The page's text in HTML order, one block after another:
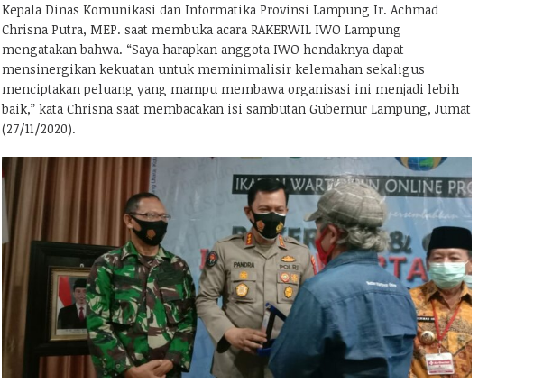
Kepala Dinas Komunikasi dan Informatika Provinsi Lampung Ir. Achmad
Chrisna Putra, MEP. saat membuka acara RAKERWIL IWO Lampung
mengatakan bahwa. “Saya harapkan anggota IWO hendaknya dapat
mensinergikan kekuatan untuk meminimalisir kelemahan sekaligus
menciptakan peluang yang mampu membawa organisasi ini menjadi lebih
baik,” kata Chrisna saat membacakan isi sambutan Gubernur Lampung, Jumat
(27/11/2020).